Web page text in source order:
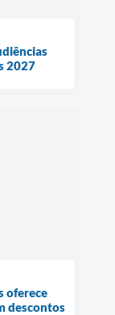
2027
oferece
descontos